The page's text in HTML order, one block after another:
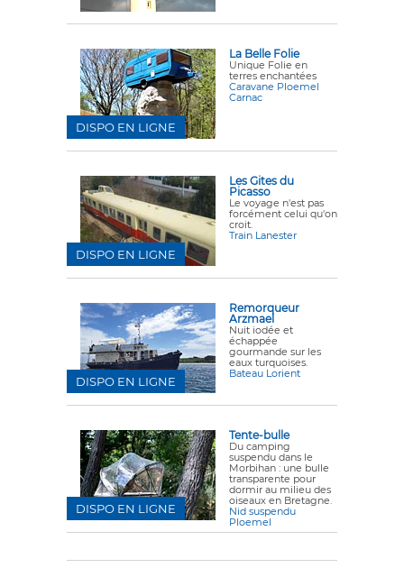
La Belle Folie
Unique Folie en
terres enchantées
Caravane Ploemel
Carnac
DISPO EN LIGNE
Les Gites du
Picasso
Le voyage n'est pas
forcément celui qu'on
croit.
Train Lanester
DISPO EN LIGNE
Remorqueur
Arzmael
Nuit iodée et
échappée
gourmande sur les
eaux turquoises.
Bateau Lorient
DISPO EN LIGNE
Tente-bulle
Du camping
suspendu dans le
Morbihan : une bulle
transparente pour
dormir au milieu des
oiseaux en Bretagne.
Nid suspendu
Ploemel
DISPO EN LIGNE